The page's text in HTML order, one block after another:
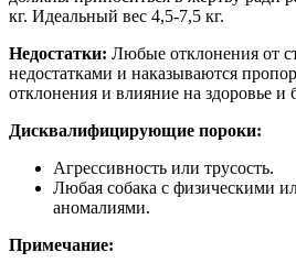
кг. Идеальный вес 4,5-7,5 кг.
Недостатки: Любые отклонения от
недостатками и наказываются
отклонения и влияние на здоровье и
Дисквалифицирующие пороки:
Агрессивность или трусость.
Любая собака с физическими
аномалиями.
Примечание: